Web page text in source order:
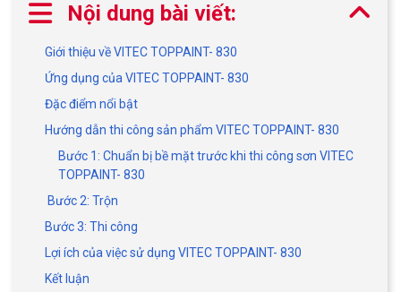
Nội dung bài viết:
Giới thiệu về VITEC TOPPAINT- 830
Ứng dụng của VITEC TOPPAINT- 830
Đặc điểm nổi bật
Hướng dẫn thi công sản phẩm VITEC TOPPAINT- 830
Bước 1: Chuẩn bị bề mặt trước khi thi công sơn VITEC
TOPPAINT- 830
Bước 2: Trộn
Bước 3: Thi công
Lợi ích của việc sử dụng VITEC TOPPAINT- 830
Kết luận